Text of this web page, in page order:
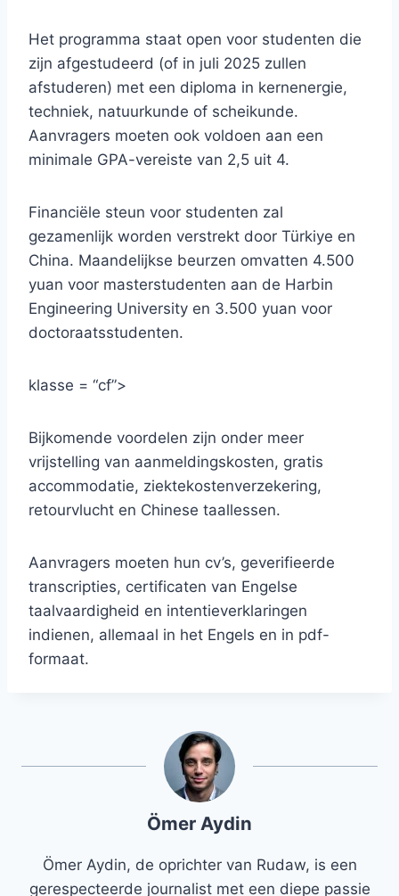
Het programma staat open voor studenten die
zijn afgestudeerd (of in juli 2025 zullen
afstuderen) met een diploma in kernenergie,
techniek, natuurkunde of scheikunde.
Aanvragers moeten ook voldoen aan een
minimale GPA-vereiste van 2,5 uit 4.
Financiële steun voor studenten zal
gezamenlijk worden verstrekt door Türkiye en
China. Maandelijkse beurzen omvatten 4.500
yuan voor masterstudenten aan de Harbin
Engineering University en 3.500 yuan voor
doctoraatsstudenten.
klasse = “cf”>
Bijkomende voordelen zijn onder meer
vrijstelling van aanmeldingskosten, gratis
accommodatie, ziektekostenverzekering,
retourvlucht en Chinese taallessen.
Aanvragers moeten hun cv’s, geverifieerde
transcripties, certificaten van Engelse
taalvaardigheid en intentieverklaringen
indienen, allemaal in het Engels en in pdf-
formaat.
Ömer Aydin
Ömer Aydin, de oprichter van Rudaw, is een
gerespecteerde journalist met een diepe passie